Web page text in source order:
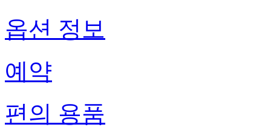
옵션 정보
예약
편의 용품